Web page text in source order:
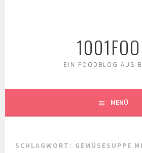
EIN FOODBLOG AUS
MENÜ
SCHLAGWORT: GEMÜSESUPPE